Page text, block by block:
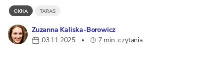
OKNA TARAS
Zuzanna Kaliska-Borowicz
03.11.2025
• 7 min. czytania